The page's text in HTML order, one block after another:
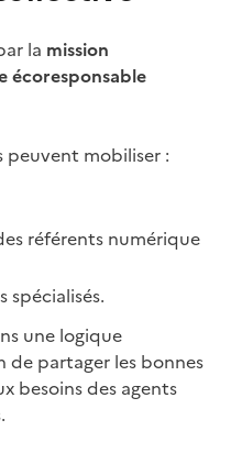
la mission
écoresponsable
peuvent mobiliser :
référents numérique
spécialisés.
une logique
de partager les bonnes
besoins des agents